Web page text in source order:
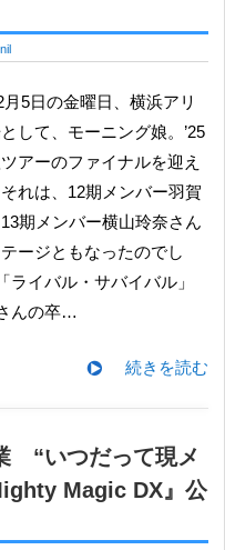
して、モーニング娘。’25
アーのファイナルを迎え
れは、12期メンバー羽賀
期メンバー横山玲奈さん
ージともなったのでし
イバル・サバイバル」
んの卒…
続きを読む
“いつだって現メ
Magic DX』公